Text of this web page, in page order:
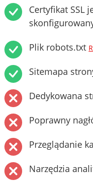
Certyfikat SSL
Plik robots.txt
Sitemapa
Dedykowana
Poprawny
Przeglądanie
Narzędzia